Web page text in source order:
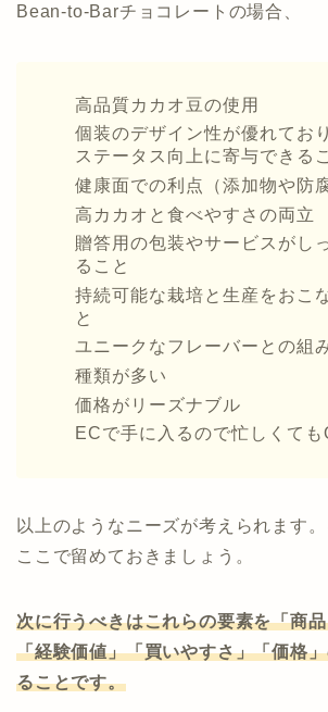
Bean-to-Barチョコレートの場合、
高品質カカオ豆の使用
個装のデザイン性が優れてお
ステータス向上に寄与できる
健康面での利点（添加物や防
高カカオと食べやすさの両立
贈答用の包装やサービスがし
ること
持続可能な栽培と生産をおこ
と
ユニークなフレーバーとの組
種類が多い
価格がリーズナブル
ECで手に入るので忙しくても
以上のようなニーズが考えられます
ここで留めておきましょう。
次に行うべきはこれらの要素を「商
「経験価値」「買いやすさ」「価格
ることです。